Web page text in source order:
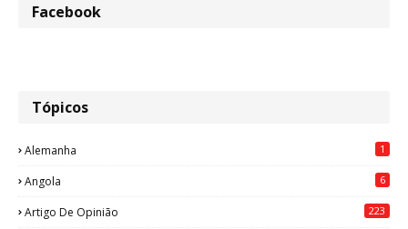
Facebook
Tópicos
Alemanha 1
Angola 6
Artigo De Opinião 223